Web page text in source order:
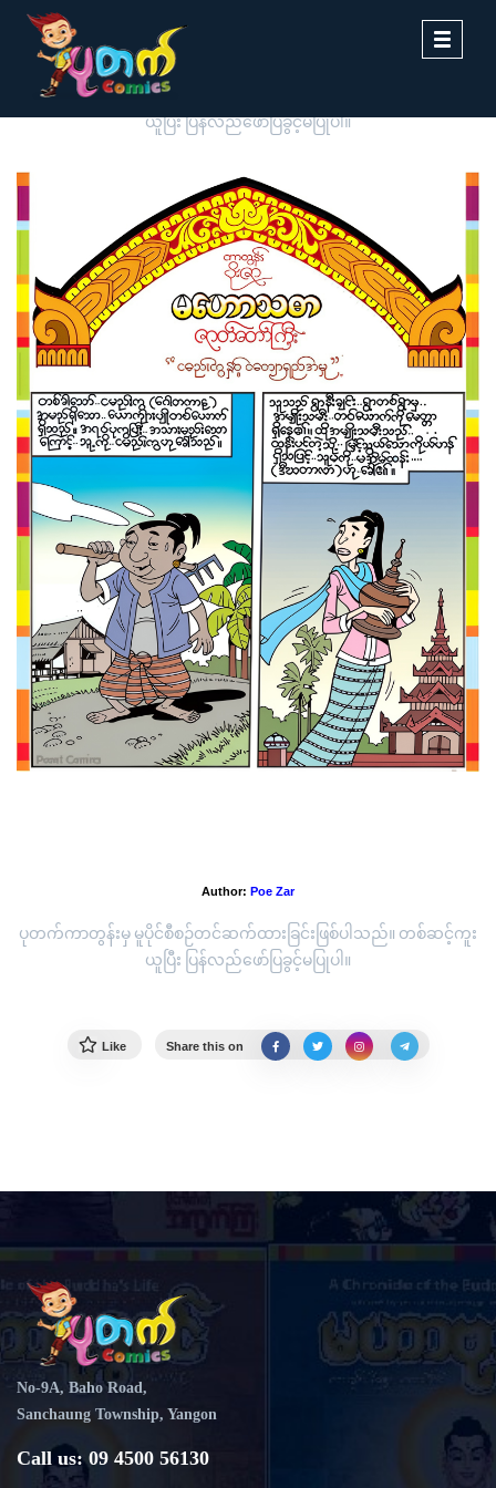
Toggle
ပုတက်ကာတွန်းမှ မူပိုင်စီစဉ်တင်ဆက်ထားခြင်းဖြစ်ပါသည်။ တစ်ဆင့်ကူး
ယူပြီး ပြန်လည်ဖော်ပြခွင့်မပြုပါ။
Author: Poe Zar
ပုတက်ကာတွန်းမှ မူပိုင်စီစဉ်တင်ဆက်ထားခြင်းဖြစ်ပါသည်။ တစ်ဆင့်ကူး
ယူပြီး ပြန်လည်ဖော်ပြခွင့်မပြုပါ။
Like Share this on
No-9A, Baho Road,
Sanchaung Township, Yangon
Call us: 09 4500 56130